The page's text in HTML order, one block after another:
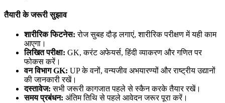
तैयारी के जरूरी सुझाव
शारीरिक फिटनेस: रोज सुबह दौड़ लगाएं, शारीरिक परीक्षण में यही काम
आएगा।
लिखित परीक्षा: GK, करंट अफेयर्स, हिंदी व्याकरण और गणित पर
फोकस करें।
वन विभाग GK: UP के वनों, वन्यजीव अभयारण्यों और राष्ट्रीय उद्यानों
की जानकारी रखें।
दस्तावेज: सभी जरूरी कागजात पहले से स्कैन करके तैयार रखें।
समय प्रबंधन: अंतिम तिथि से पहले आवेदन जरूर पूरा करें।